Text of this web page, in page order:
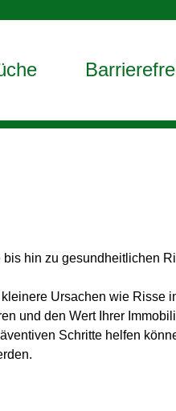
hin zu gesundheitlichen
Ursachen wie Risse
und den Wert Ihrer
Schritte helfen